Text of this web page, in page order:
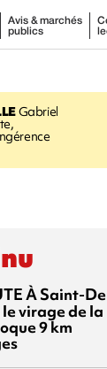
Avis & marchés
publics
Gabriel
À Saint-
virage de la
9 km